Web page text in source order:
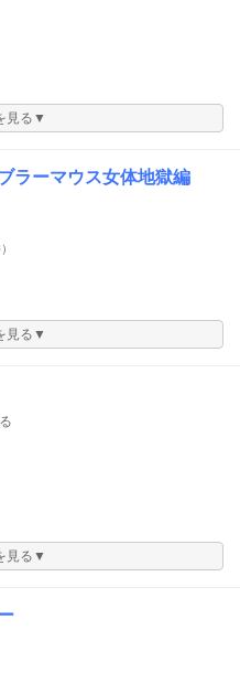
見る▼
ラーマウス女体地獄編
見る▼
見る▼